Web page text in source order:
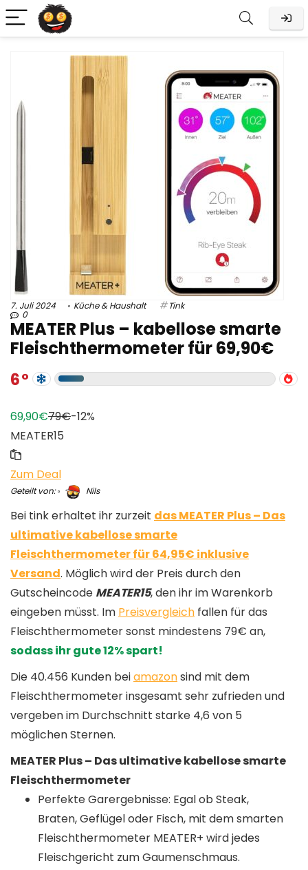
7. Juli 2024 Küche & Haushalt Tink
0
MEATER Plus – kabellose smarte
Fleischthermometer für 69,90€
6
69,90€79€-12%
MEATER15
Zum Deal
Geteilt von: Nils
Bei tink erhaltet ihr zurzeit das MEATER Plus – Das
ultimative kabellose smarte
Fleischthermometer für 64,95€ inklusive
Versand. Möglich wird der Preis durch den
Gutscheincode MEATER15, den ihr im Warenkorb
eingeben müsst. Im Preisvergleich fallen für das
Fleischthermometer sonst mindestens 79€ an,
sodass ihr gute 12% spart!
Die 40.456 Kunden beiamazonsind mit dem
Fleischthermometer insgesamt sehr zufrieden und
vergeben im Durchschnitt starke 4,6 von 5
möglichen Sternen.
MEATER Plus – Das ultimative kabellose smarte
Fleischthermometer
Perfekte Garergebnisse: Egal ob Steak,
Braten, Geflügel oder Fisch, mit dem smarten
Fleischthermometer MEATER+ wird jedes
Fleischgericht zum Gaumenschmaus.